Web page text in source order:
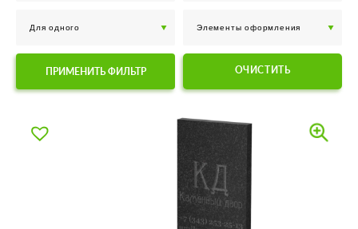
ПРИМЕНИТЬ ФИЛЬТР ОЧИСТИТЬ